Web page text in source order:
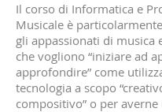
Il corso di Informatica e
Musicale è
gli appassionati di musica
che vogliono “iniziare ad
approfondire” come
tecnologia a scopo
compositivo” o per